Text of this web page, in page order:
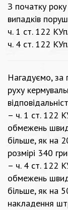
З початку
випадків
ч. 1 ст. 122
ч. 4 ст. 122
Нагадуємо, за
руху
– ч. 1 ст. 122
обмежень
більше, як на
розмірі 340
– ч. 4 ст. 122
обмежень
більше, як на
накладення